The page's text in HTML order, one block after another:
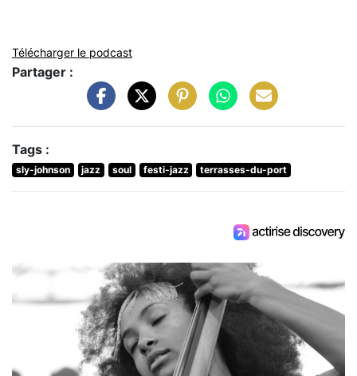
Télécharger le podcast
Partager :
Tags :
sly-johnson jazz soul festi-jazz terrasses-du-port